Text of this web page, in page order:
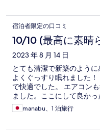
宿泊者限定の口コミ
10/10 (最高に素晴
2023 年 8 月 14 日
とても清潔で新築のよう
よくぐっすり眠れました
で快適でした。 エアコン
ました。ここにして良かっ
manabu、1 泊旅行